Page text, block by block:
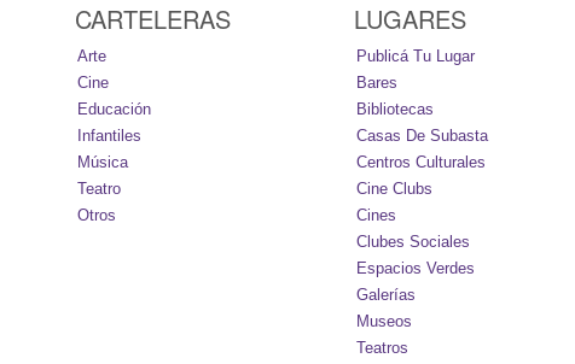
CARTELERAS
Arte
Cine
Educación
Infantiles
Música
Teatro
Otros
LUGARES
Publicá Tu Lugar
Bares
Bibliotecas
Casas De Subasta
Centros Culturales
Cine Clubs
Cines
Clubes Sociales
Espacios Verdes
Galerías
Museos
Teatros